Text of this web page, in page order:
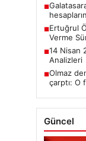
■
■Ertuğrul
Verme
■14 Nisan
Analizleri
■Olmaz
çarptı: O
Güncel